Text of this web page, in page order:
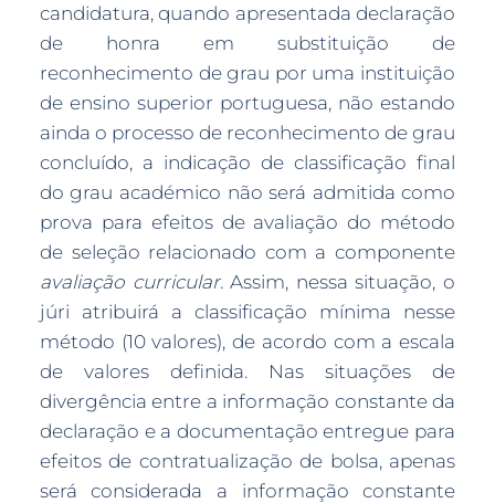
candidatura, quando apresentada declaração
de honra em substituição de
reconhecimento de grau por uma instituição
de ensino superior portuguesa, não estando
ainda o processo de reconhecimento de grau
concluído, a indicação de classificação final
do grau académico não será admitida como
prova para efeitos de avaliação do método
de seleção relacionado com a componente
avaliação curricular.Assim, nessa situação, o
júri atribuirá a classificação mínima nesse
método (10 valores), de acordo com a escala
de valores definida. Nas situações de
divergência entre a informação constante da
declaração e a documentação entregue para
efeitos de contratualização de bolsa, apenas
será considerada a informação constante